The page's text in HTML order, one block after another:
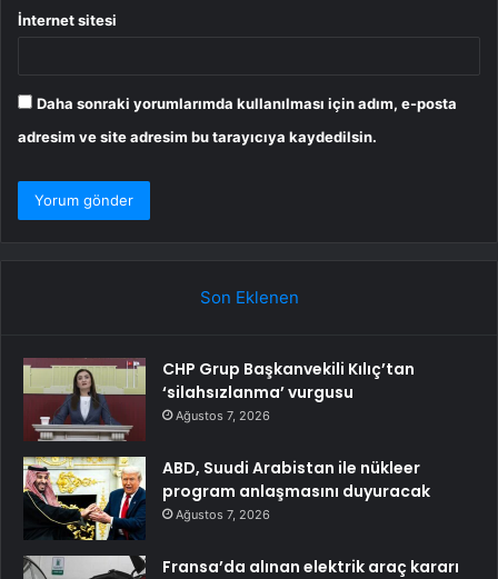
İnternet sitesi
Daha sonraki yorumlarımda kullanılması için adım, e-posta
adresim ve site adresim bu tarayıcıya kaydedilsin.
Son Eklenen
CHP Grup Başkanvekili Kılıç’tan
‘silahsızlanma’ vurgusu
Ağustos 7, 2026
ABD, Suudi Arabistan ile nükleer
program anlaşmasını duyuracak
Ağustos 7, 2026
Fransa’da alınan elektrik araç kararı